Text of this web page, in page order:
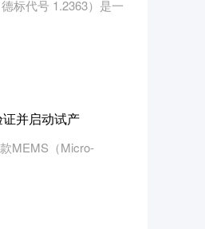
标代号 1.2363）是一
并启动试产
MEMS（Micro-